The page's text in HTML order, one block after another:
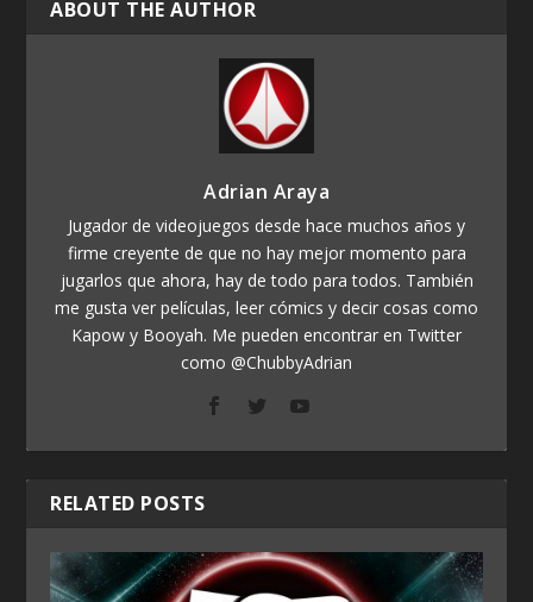
ABOUT THE AUTHOR
Adrian Araya
Jugador de videojuegos desde hace muchos años y
firme creyente de que no hay mejor momento para
jugarlos que ahora, hay de todo para todos. También
me gusta ver películas, leer cómics y decir cosas como
Kapow y Booyah. Me pueden encontrar en Twitter
como @ChubbyAdrian
RELATED POSTS